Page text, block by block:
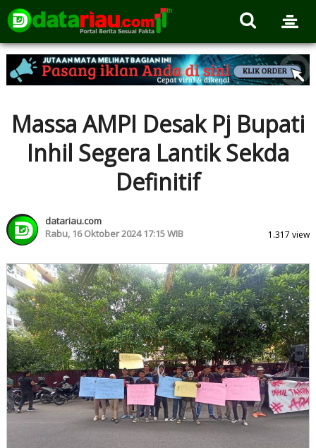
Massa AMPI Desak Pj Bupati
Inhil Segera Lantik Sekda
Definitif
datariau.com
Rabu, 16 Oktober 2024 17:15 WIB
1.317 view